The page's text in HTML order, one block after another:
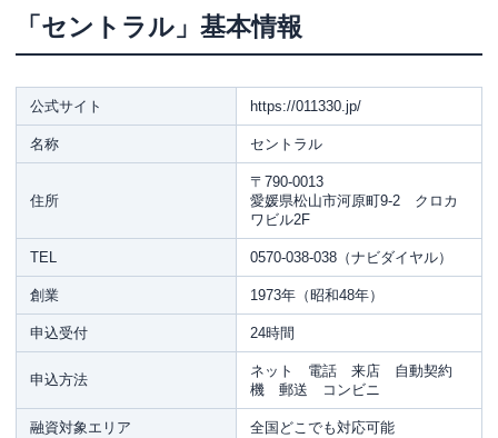
「セントラル」基本情報
公式サイト https://011330.jp/
名称 セントラル
住所
〒790-0013
愛媛県松山市河原町9-2 クロカ
ワビル2F
TEL 0570-038-038（ナビダイヤル）
創業 1973年（昭和48年）
申込受付 24時間
申込方法
ネット 電話 来店 自動契約
機 郵送 コンビニ
融資対象エリア 全国どこでも対応可能